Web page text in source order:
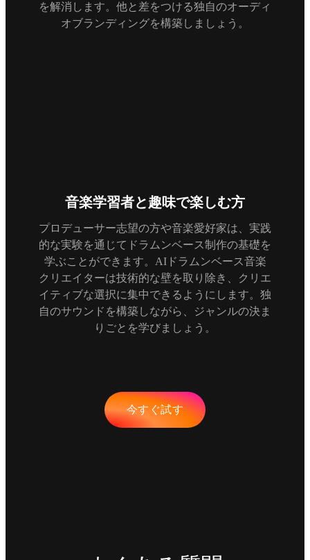
を解消します。他と差をつける独自のオーディ
オブランディングを構築しましょう。
音楽学習者と趣味で楽しむ方
プロデューサー志望の方や音楽愛好家は、実践
的な実験を通じてドラムンベース制作の基礎を
学ぶことができます。AIドラムンベース音楽
クリエイターは技術的な壁を取り除き、クリエ
イティブな選択に集中できるようにします。独
自のサウンドを構築しながら、ジャンルの決ま
りごとを学びましょう。
今すぐ試す